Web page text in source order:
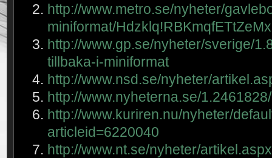
http://www.metro.se/nyheter/
miniformat/
http://www.gp.se/nyheter/sverige/
tillbaka-i-miniformat
http://www.nsd.se/nyheter/
http://www.nyheterna.se/
http://www.kuriren.nu/nyheter/
articleid=6220040
http://www.nt.se/nyheter/